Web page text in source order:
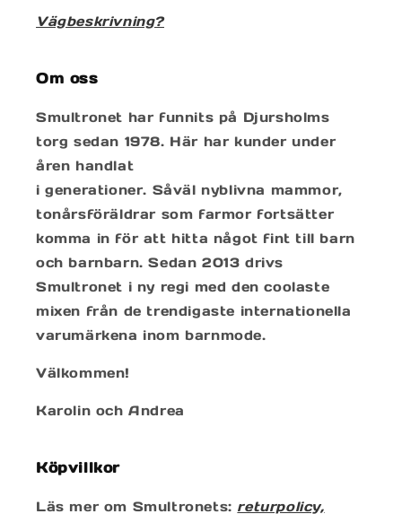
Vägbeskrivning?
Om oss
Smultronet har funnits på Djursholms
torg sedan 1978. Här har kunder under
åren handlat
i generationer. Såväl nyblivna mammor,
tonårsföräldrar som farmor fortsätter
komma in för att hitta något fint till barn
och barnbarn. Sedan 2013 drivs
Smultronet i ny regi med den coolaste
mixen från de trendigaste internationella
varumärkena inom barnmode.
Välkommen!
Karolin och Andrea
Köpvillkor
Läs mer om Smultronets: returpolicy,